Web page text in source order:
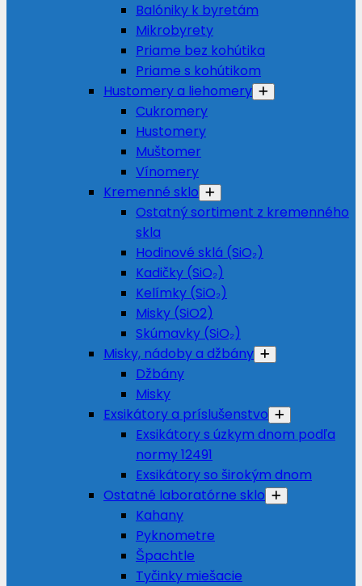
Balóniky k byretám
Mikrobyrety
Priame bez kohútika
Priame s kohútikom
Hustomery a liehomery
Cukromery
Hustomery
Muštomer
Vínomery
Kremenné sklo
Ostatný sortiment z kremenného
skla
Hodinové sklá (SiO₂)
Kadičky (SiO₂)
Kelímky (SiO₂)
Misky (SiO2)
Skúmavky (SiO₂)
Misky, nádoby a džbány
Džbány
Misky
Exsikátory a príslušenstvo
Exsikátory s úzkym dnom podľa
normy 12491
Exsikátory so širokým dnom
Ostatné laboratórne sklo
Kahany
Pyknometre
Špachtle
Tyčinky miešacie